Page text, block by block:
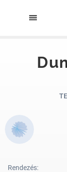
Rendezés: